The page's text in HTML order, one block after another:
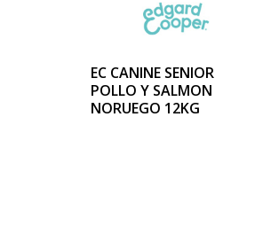
EC CANINE SENIOR
POLLO Y SALMON
NORUEGO 12KG